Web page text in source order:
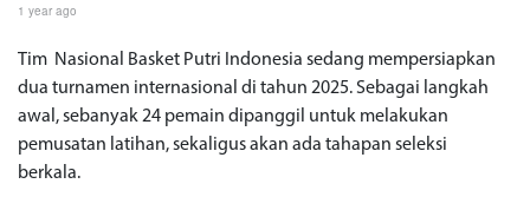
1 year ago
Tim Nasional Basket Putri Indonesia sedang mempersiapkan
dua turnamen internasional di tahun 2025. Sebagai langkah
awal, sebanyak 24 pemain dipanggil untuk melakukan
pemusatan latihan, sekaligus akan ada tahapan seleksi
berkala.